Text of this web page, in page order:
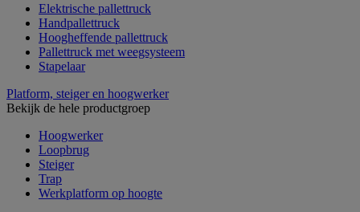
Elektrische pallettruck
Handpallettruck
Hoogheffende pallettruck
Pallettruck met weegsysteem
Stapelaar
Platform, steiger en hoogwerker
Bekijk de hele productgroep
Hoogwerker
Loopbrug
Steiger
Trap
Werkplatform op hoogte